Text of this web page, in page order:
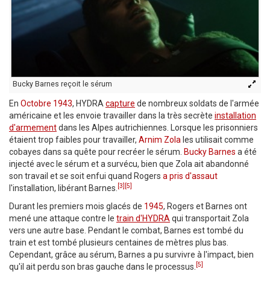
Bucky Barnes reçoit le sérum
En Octobre 1943, HYDRA capture de nombreux soldats de l'armée
américaine et les envoie travailler dans la très secrète installation
d'armementdans les Alpes autrichiennes. Lorsque les prisonniers
étaient trop faibles pour travailler, Arnim Zola les utilisait comme
cobayes dans sa quête pour recréer le sérum. Bucky Barnes a été
injecté avec le sérum et a survécu, bien que Zola ait abandonné
son travail et se soit enfui quand Rogers a pris d'assaut
l'installation, libérant Barnes. [3] [5]
Durant les premiers mois glacés de 1945, Rogers et Barnes ont
mené une attaque contre le train d'HYDRA qui transportait Zola
vers une autre base. Pendant le combat, Barnes est tombé du
train et est tombé plusieurs centaines de mètres plus bas.
Cependant, grâce au sérum, Barnes a pu survivre à l'impact, bien
qu'il ait perdu son bras gauche dans le processus. [5]